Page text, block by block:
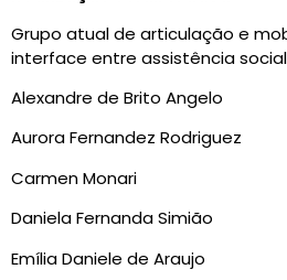
Grupo atual de articulação e
interface entre assistência
Alexandre de Brito Angelo
Aurora Fernandez Rodriguez
Carmen Monari
Daniela Fernanda Simião
Emília Daniele de Araujo